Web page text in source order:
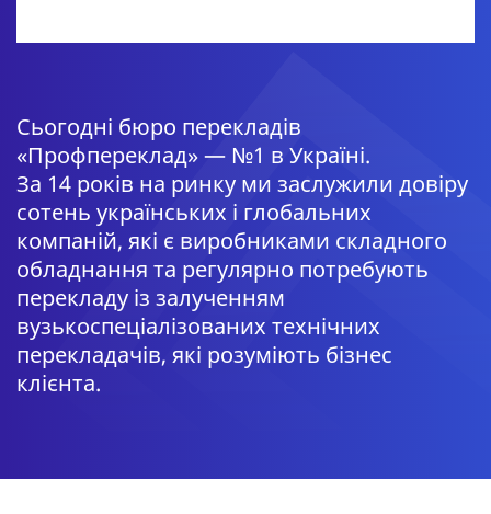
Сьогодні бюро перекладів
«Профпереклад» — №1 в Україні.
За 14 років на ринку ми заслужили довіру
сотень українських і глобальних
компаній, які є виробниками складного
обладнання та регулярно потребують
перекладу із залученням
вузькоспеціалізованих технічних
перекладачів, які розуміють бізнес
клієнта.